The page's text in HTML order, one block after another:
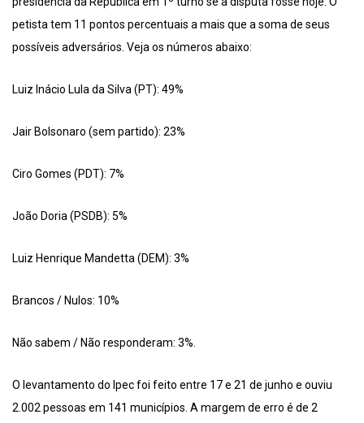
petista tem 11 pontos percentuais a mais que a soma de seus
possíveis adversários. Veja os números abaixo:
Luiz Inácio Lula da Silva (PT): 49%
Jair Bolsonaro (sem partido): 23%
Ciro Gomes (PDT): 7%
João Doria (PSDB): 5%
Luiz Henrique Mandetta (DEM): 3%
Brancos / Nulos: 10%
Não sabem / Não responderam: 3%.
O levantamento do Ipec foi feito entre 17 e 21 de junho e ouviu
2.002 pessoas em 141 municípios. A margem de erro é de 2